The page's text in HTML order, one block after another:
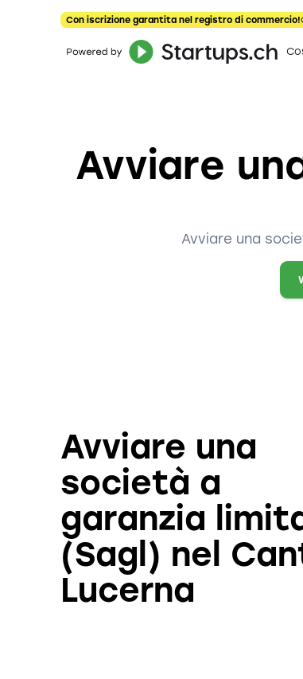
Con iscrizione garantita nel registro di commercio!
Avviare
Avviare una
Avviare una
società a
garanzia
(Sagl) nel
Lucerna